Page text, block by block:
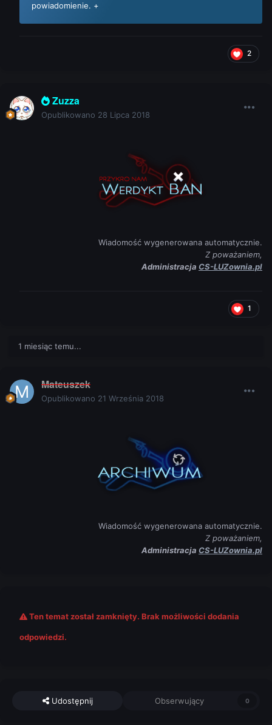
powiadomienie. +
2
Zuzza
Opublikowano 28 Lipca 2018
Wiadomość wygenerowana automatycznie.
Z poważaniem,
Administracja CS-LUZownia.pl
1
1 miesiąc temu...
Mateuszek
Opublikowano 21 Września 2018
Wiadomość wygenerowana automatycznie.
Z poważaniem,
Administracja CS-LUZownia.pl
Ten temat został zamknięty. Brak możliwości dodania
odpowiedzi.
Udostępnij Obserwujący 0